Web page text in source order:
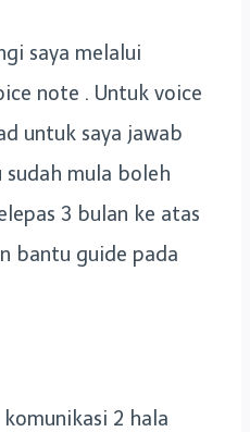
saya melalui
note . Untuk voice
untuk saya jawab
sudah mula boleh
3 bulan ke atas
bantu guide pada
2 hala